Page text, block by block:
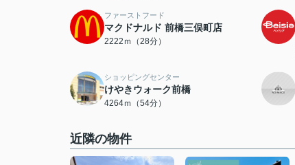
ファーストフード
マクドナルド 前橋三俣町店
2222ｍ（28分）
ショッピングセンター
けやきウォーク前橋
4264ｍ（54分）
近隣の物件